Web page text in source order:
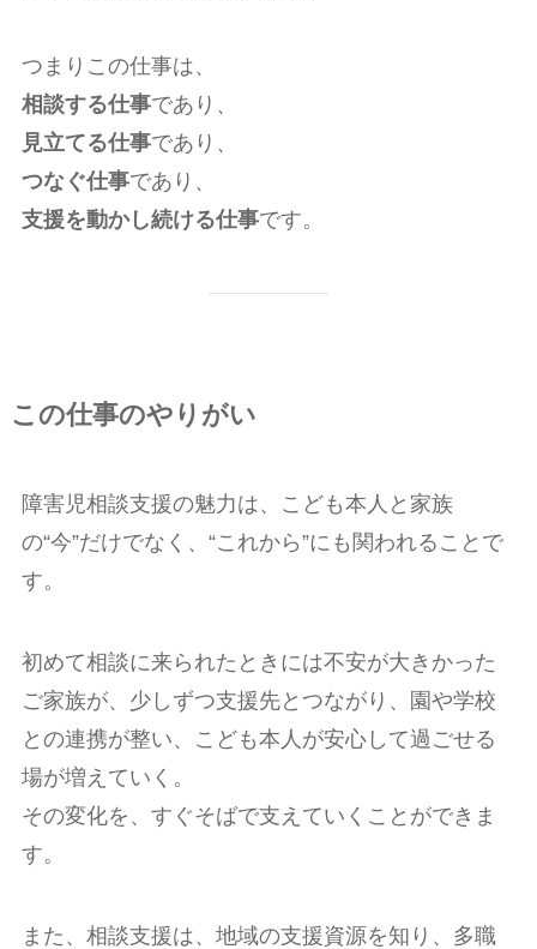
つまりこの仕事は、
相談する仕事であり、
見立てる仕事であり、
つなぐ仕事であり、
支援を動かし続ける仕事です。
この仕事のやりがい
障害児相談支援の魅力は、こども本人と家族
の“今”だけでなく、“これから”にも関われることで
す。
初めて相談に来られたときには不安が大きかった
ご家族が、少しずつ支援先とつながり、園や学校
との連携が整い、こども本人が安心して過ごせる
場が増えていく。
その変化を、すぐそばで支えていくことができま
す。
また、相談支援は、地域の支援資源を知り、多職